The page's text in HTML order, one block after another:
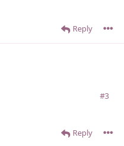
Reply
#3
Reply